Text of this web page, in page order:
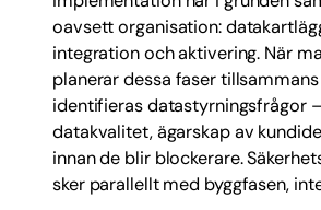
oavsett organisation:
integration och aktivering. När
planerar dessa faser
identifieras datastyrningsfrågor
datakvalitet, ägarskap av
innan de blir blockerare.
sker parallellt med byggfasen,